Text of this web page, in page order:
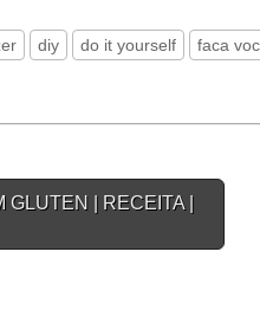
diy do it yourself faca
GLUTEN | RECEITA |